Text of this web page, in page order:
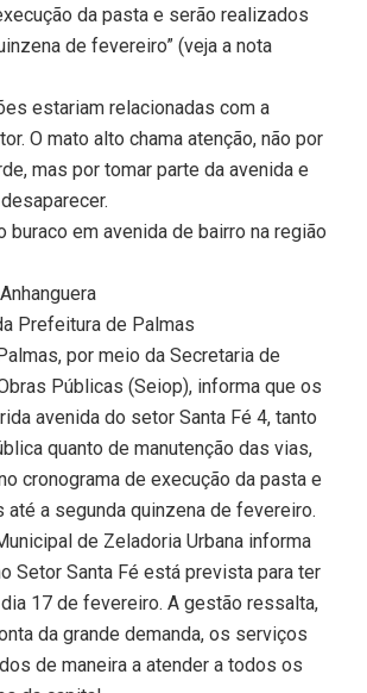
da pasta e serão realizados
de fevereiro” (veja a nota
estariam relacionadas com a
O mato alto chama atenção, não por
mas por tomar parte da avenida e
buraco em avenida de bairro na região
Prefeitura de Palmas
por meio da Secretaria de
Públicas (Seiop), informa que os
avenida do setor Santa Fé 4, tanto
quanto de manutenção das vias,
cronograma de execução da pasta e
até a segunda quinzena de fevereiro.
de Zeladoria Urbana informa
Setor Santa Fé está prevista para ter
17 de fevereiro. A gestão ressalta,
da grande demanda, os serviços
de maneira a atender a todos os